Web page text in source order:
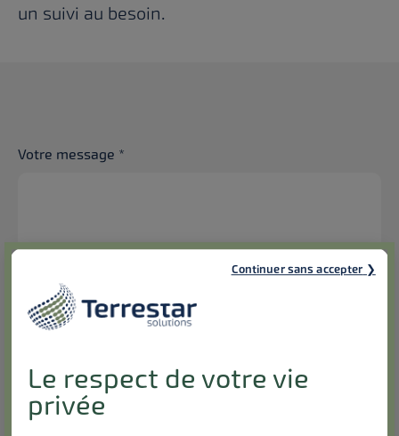
un suivi au besoin.
Votre message *
Soumettre la rétroaction de façon
Prénom*
Le respect de votre vie
privée
Continuer sans accepter